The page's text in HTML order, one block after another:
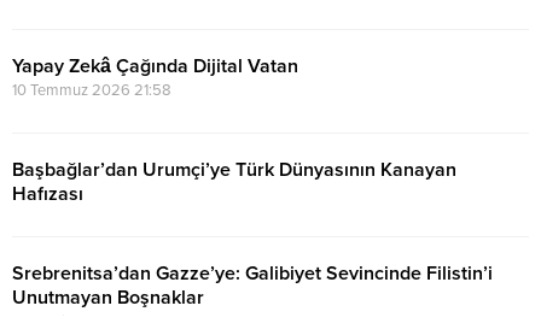
Yapay Zekâ Çağında Dijital Vatan
10 Temmuz 2026 21:58
Başbağlar’dan Urumçi’ye Türk Dünyasının Kanayan
Hafızası
Srebrenitsa’dan Gazze’ye: Galibiyet Sevincinde Filistin’i
Unutmayan Boşnaklar